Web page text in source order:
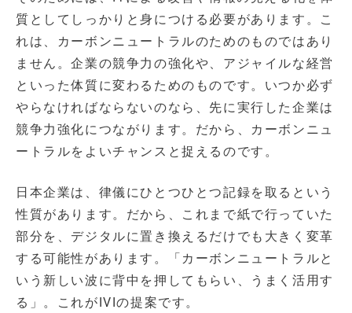
質としてしっかりと身につける必要があります。こ
れは、カーボンニュートラルのためのものではあり
ません。企業の競争力の強化や、アジャイルな経営
といった体質に変わるためのものです。いつか必ず
やらなければならないのなら、先に実行した企業は
競争力強化につながります。だから、カーボンニュ
ートラルをよいチャンスと捉えるのです。
日本企業は、律儀にひとつひとつ記録を取るという
性質があります。だから、これまで紙で行っていた
部分を、デジタルに置き換えるだけでも大きく変革
する可能性があります。「カーボンニュートラルと
いう新しい波に背中を押してもらい、うまく活用す
る」。これがIVIの提案です。